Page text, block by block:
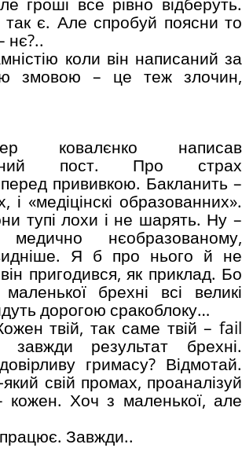
є. Але спробуй поясни то
нє?..
коли він написаний за
змовою – це теж злочин,
ковалєнко написав
пост. Про страх
прививкою. Бакланить –
і «медіцінскі образованних».
тупі лохи і не шарять. Ну –
нєобразованому,
Я б про нього й не
пригодився, як приклад. Бо
брехні всі великі
дорогою сракоблоку…
твій, так саме твій – fail
результат брехні.
гримасу? Відмотай.
свій промах, проаналізуй
кожен. Хоч з маленької, але
Завжди..